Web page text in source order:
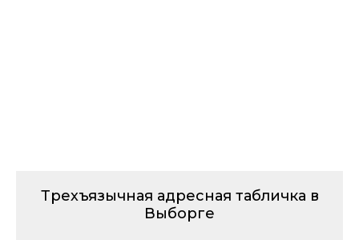
Трехъязычная адресная табличка в
Выборге